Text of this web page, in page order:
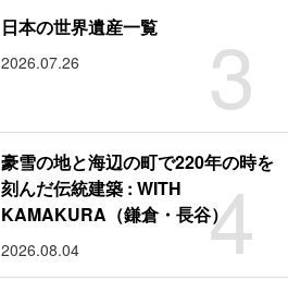
3
日本の世界遺産一覧
2026.07.26
4
豪雪の地と海辺の町で220年の時を
刻んだ伝統建築 : WITH
KAMAKURA（鎌倉・長谷）
2026.08.04